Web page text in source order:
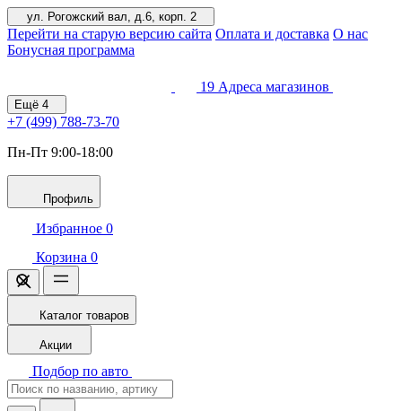
ул. Рогожский вал, д.6, корп. 2
Перейти на старую версию сайта Оплата и доставка О нас
Бонусная программа
19 Адреса магазинов
Ещё 4
+7 (499) 788-73-70
Пн-Пт 9:00-18:00
Профиль
Избранное 0
Корзина 0
Каталог товаров
Акции
Подбор по авто